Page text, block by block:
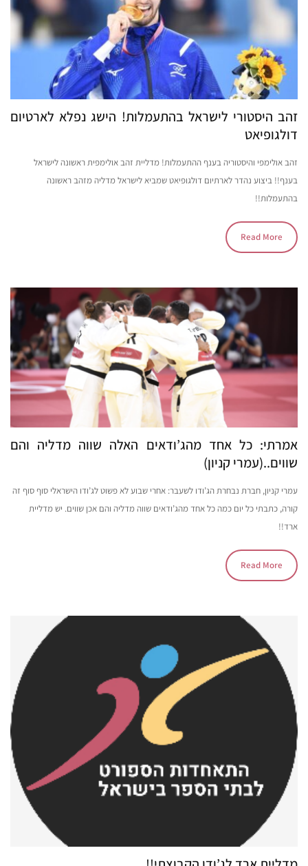
זהב היסטורי לישראל בהתעמלות! הישג נפלא לארטיום
דולגופיאט
זהב אולימפי והיסטוריה בענף ההתעמלות! מדליית זהב אולימפית ראשונה לישראל
בענף!! ביצוע נהדר לארתיום דולגופיאט שמביא לישראל מדליה מזהב ראשונה
בהתעמלות!!
Read More
אמרתי: כל אחד מהג’ודאים האלה שווה מדליה והם
שווים..(עמרי קניון)
עמרי קניון, חברת נבחרת הג’ודו לשעבר: אחרי שבוע לא פשוט לג’ודו הישראלי סוף סוף זה
קורה, כתבתי כל יום כמה כל אחד מהג’ודאים שווה מדליה והם אכן שווים. יש מדליית
ארד!!
Read More